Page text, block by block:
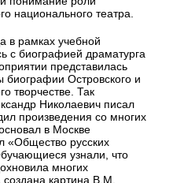
национального театра.
в рамках учебной
с биографией драматурга
представилась
биографии Островского и
творчестве. Так
Николаевич писал
произведения со многих
в Москве
«Общество русских
узнали, что
многих
картина В.М.